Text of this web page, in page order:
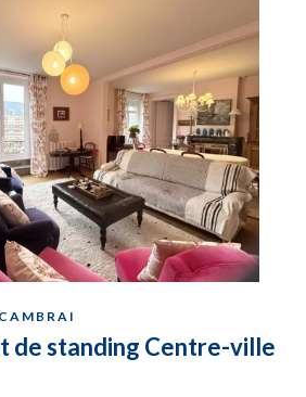
de standing Centre-ville